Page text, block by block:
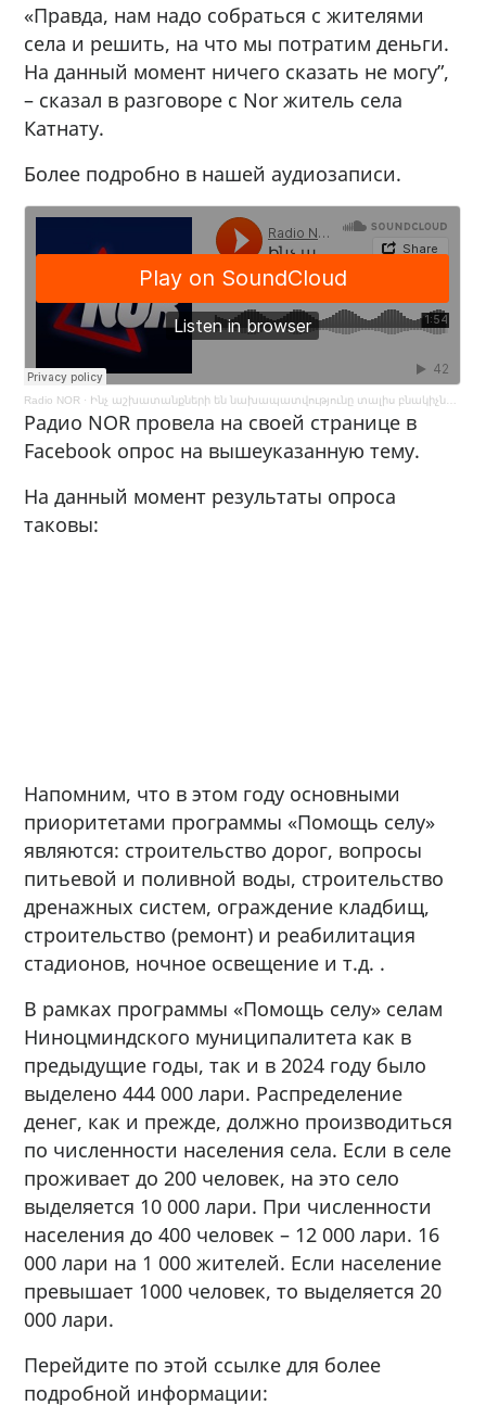
«Правда, нам надо собраться с жителями
села и решить, на что мы потратим деньги.
На данный момент ничего сказать не могу”,
– сказал в разговоре с Nor житель села
Катнату.
Более подробно в нашей аудиозаписи.
Radio NOR · Ինչ աշխատանքների են նախապատվությունը տալիս բնակիչները «Օգնություն գյուղին» ծրագրի շրջանակներում
Радио NOR провела на своей странице в
Facebook опрос на вышеуказанную тему.
На данный момент результаты опроса
таковы:
Напомним, что в этом году основными
приоритетами программы «Помощь селу»
являются: строительство дорог, вопросы
питьевой и поливной воды, строительство
дренажных систем, ограждение кладбищ,
строительство (ремонт) и реабилитация
стадионов, ночное освещение и т.д. .
В рамках программы «Помощь селу» селам
Ниноцминдского муниципалитета как в
предыдущие годы, так и в 2024 году было
выделено 444 000 лари. Распределение
денег, как и прежде, должно производиться
по численности населения села. Если в селе
проживает до 200 человек, на это село
выделяется 10 000 лари. При численности
населения до 400 человек – 12 000 лари. 16
000 лари на 1 000 жителей. Если население
превышает 1000 человек, то выделяется 20
000 лари.
Перейдите по этой ссылке для более
подробной информации: